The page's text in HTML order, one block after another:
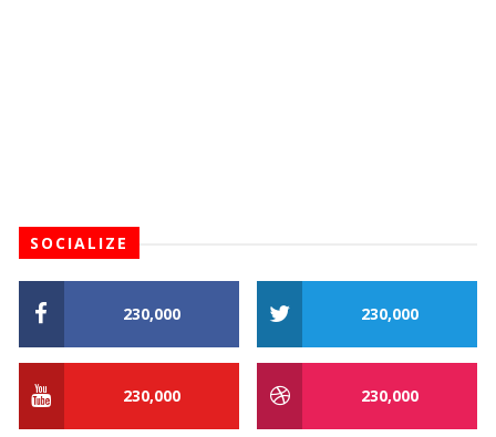
SOCIALIZE
230,000 230,000
230,000 230,000